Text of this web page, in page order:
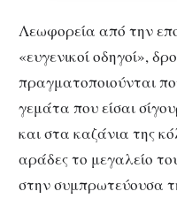
Λεωφορεία από την
«ευγενικοί οδηγοί»,
πραγματοποιούνται
γεμάτα που είσαι
και στα καζάνια της
αράδες το μεγαλείο
στην συμπρωτεύουσα